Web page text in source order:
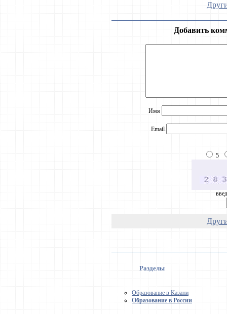
Добавить
Имя
Email
5
Разделы
Образование в Казани
Образование в России